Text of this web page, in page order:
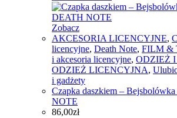
Zobacz
AKCESORIA LICENCYJNE,
licencyjne, Death Note, FILM &
i akcesoria licencyjne, ODZIEŻ
ODZIEŻ LICENCYJNA,
i gadżety
Czapka daszkiem –
NOTE
86,00zł